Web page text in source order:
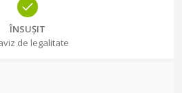
ÎNSUȘIT
de legalitate